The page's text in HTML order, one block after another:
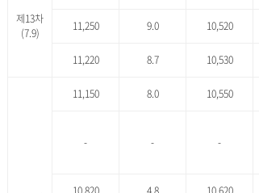
제13차
(7.9)
11,250 9.0 10,520
11,220 8.7 10,530
11,150 8.0 10,550
- - -